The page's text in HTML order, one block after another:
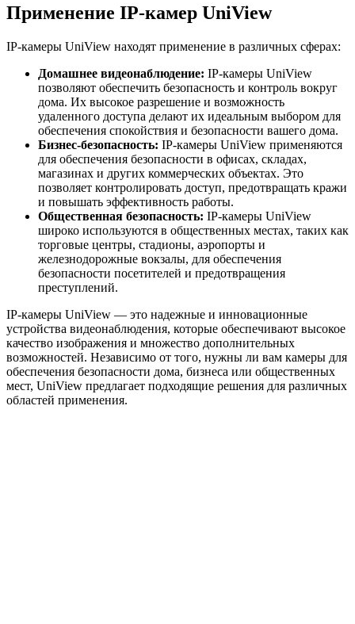
Применение IP-камер UniView
IP-камеры UniView находят применение в различных сферах:
Домашнее видеонаблюдение: IP-камеры UniView
позволяют обеспечить безопасность и контроль вокруг
дома. Их высокое разрешение и возможность
удаленного доступа делают их идеальным выбором для
обеспечения спокойствия и безопасности вашего дома.
Бизнес-безопасность: IP-камеры UniView применяются
для обеспечения безопасности в офисах, складах,
магазинах и других коммерческих объектах. Это
позволяет контролировать доступ, предотвращать кражи
и повышать эффективность работы.
Общественная безопасность: IP-камеры UniView
широко используются в общественных местах, таких как
торговые центры, стадионы, аэропорты и
железнодорожные вокзалы, для обеспечения
безопасности посетителей и предотвращения
преступлений.
IP-камеры UniView — это надежные и инновационные
устройства видеонаблюдения, которые обеспечивают высокое
качество изображения и множество дополнительных
возможностей. Независимо от того, нужны ли вам камеры для
обеспечения безопасности дома, бизнеса или общественных
мест, UniView предлагает подходящие решения для различных
областей применения.